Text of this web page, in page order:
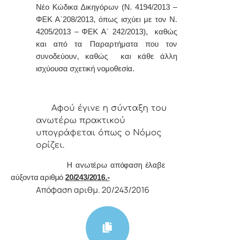
Νέο Κώδικα Δικηγόρων (Ν. 4194/2013 –
ΦΕΚ Α΄208/2013, όπως ισχύει με τον Ν.
4205/2013 – ΦΕΚ Α΄ 242/2013), καθώς
και από τα Παραρτήματα που τον
συνοδεύουν, καθώς και κάθε άλλη
ισχύουσα σχετική νομοθεσία.
Αφoύ έγιvε η σύvταξη τoυ
αvωτέρω πρακτικoύ
υπoγράφεται όπως o Νόμoς
oρίζει.
Η αvωτέρω απόφαση έλαβε
αύξοντα αριθμό 20/243/2016.-
Απόφαση αριθμ. 20/243/2016